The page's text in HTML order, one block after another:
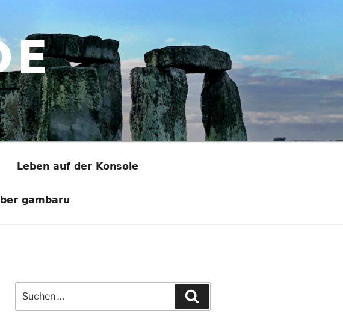
Leben auf der Konsole
gambaru
nach: